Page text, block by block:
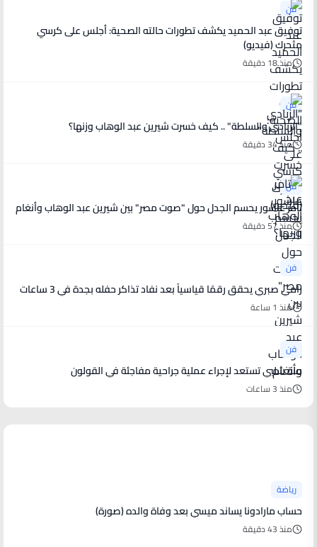
فن
توفيق عبد الحميد يكشف تطورات حالته الصحية: أجلس على كرسي
متحرك (فيديو)
منذ 18 دقيقة
فن
"الزبادي والسلطة" .. كيف خسرت شيرين عبد الوهاب وزنها؟
منذ 34 دقيقة
فن
تامر عاشور يحسم الجدل حول "صوت مصر" بين شيرين عبد الوهاب وأنغام
منذ 57 دقيقة
فن
رامي صبري يحقق رقمًا قياسياً بعد نفاد تذاكر حفله بجدة في 3 ساعات
منذ 1 ساعة
فن
منة شلبي تستعد لإجراء عملية جراحية مفاجئة في القولون
منذ 3 ساعات
رياضة
حساب مارادونا يساند ميسي بعد وفاة والده (صورة)
منذ 43 دقيقة